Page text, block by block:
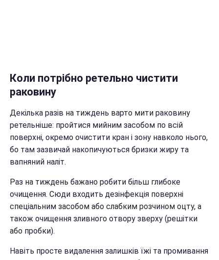
Коли потрібно ретельно чистити
раковину
Декілька разів на тиждень варто мити раковину
ретельніше: пройтися мийним засобом по всій
поверхні, окремо очистити кран і зону навколо нього,
бо там зазвичай накопичуються бризки жиру та
вапняний наліт.
Раз на тиждень бажано робити більш глибоке
очищення. Сюди входить дезінфекція поверхні
спеціальним засобом або слабким розчином оцту, а
також очищення зливного отвору зверху (решітки
або пробки).
Навіть просте видалення залишків їжі та промивання